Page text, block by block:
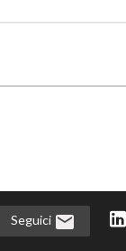
Seguici